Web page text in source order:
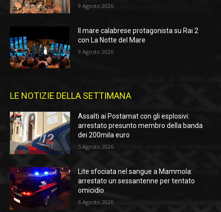
9 Agosto 2026
Il mare calabrese protagonista su Rai 2
con La Notte del Mare
9 Agosto 2026
LE NOTIZIE DELLA SETTIMANA
Assalti ai Postamat con gli esplosivi:
arrestato presunto membro della banda
dei 200mila euro
5 Agosto 2026
Lite sfociata nel sangue a Mammola:
arrestato un sessantenne per tentato
omicidio
6 Agosto 2026